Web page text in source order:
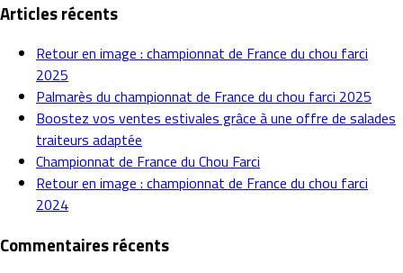
Articles récents
Retour en image : championnat de France du chou farci
2025
Palmarès du championnat de France du chou farci 2025
Boostez vos ventes estivales grâce à une offre de salades
traiteurs adaptée
Championnat de France du Chou Farci
Retour en image : championnat de France du chou farci
2024
Commentaires récents